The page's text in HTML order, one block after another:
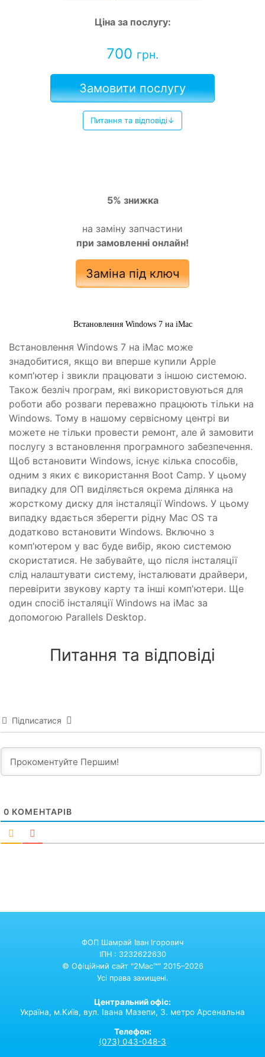
Ціна за послугу:
700 грн.
Замовити послугу
Питання та відповіді↓
5% знижка
на заміну запчастини
при замовленні онлайн!
Заміна під ключ
Встановлення Windows 7 на iMac
Встановлення Windows 7 на iMac може
знадобитися, якщо ви вперше купили Apple
комп'ютер і звикли працювати з іншою системою.
Також безліч програм, які використовуються для
роботи або розваги переважно працюють тільки на
Windows. Тому в нашому сервісному центрі ви
можете не тільки провести ремонт, але й замовити
послугу з встановлення програмного забезпечення.
Щоб встановити Windows, існує кілька способів,
одним з яких є використання Boot Camp. У цьому
випадку для ОП виділяється окрема ділянка на
жорсткому диску для інсталяції Windows. У цьому
випадку вдається зберегти рідну Mac OS та
додатково встановити Windows. Включно з
комп'ютером у вас буде вибір, якою системою
скористатися. Не забувайте, що після інсталяції
слід налаштувати систему, інсталювати драйвери,
перевірити звукову карту та інші комп'ютери. Ще
один спосіб інсталяції Windows на iMac за
допомогою Parallels Desktop.
Питання та відповіді
Підписатися
0 КОМЕНТАРІВ
ФОП Шамрай Іван Ігорович
ІПН : 3232622630
© Офіційний сайт "2Mac™" 2015–2026
Усі права захищені.
Центральний офіс:
Україна, м.Київ, вул. Івана Мазепи, 3. метро Арсенальна
Телефон:
(073) 043-048-3